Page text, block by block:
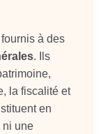
à des
. Ils
la fiscalité et
en
ni une